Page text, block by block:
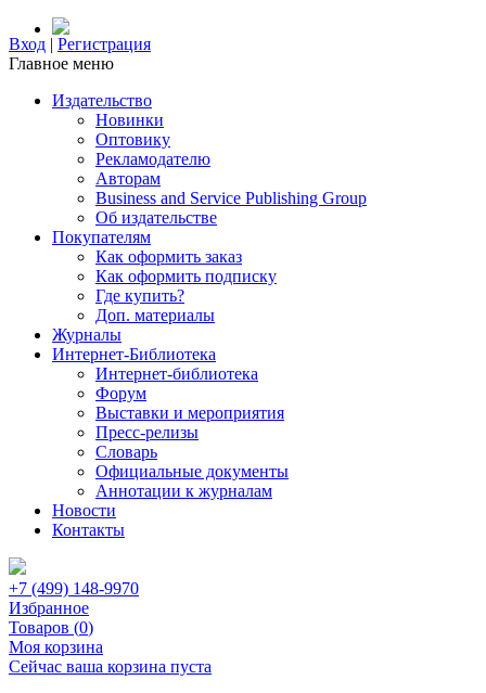
Вход | Регистрация
Главное меню
Издательство
Новинки
Оптовику
Рекламодателю
Авторам
Business and Service Publishing Group
Об издательстве
Покупателям
Как оформить заказ
Как оформить подписку
Где купить?
Доп. материалы
Журналы
Интернет-Библиотека
Интернет-библиотека
Форум
Выставки и мероприятия
Пресс-релизы
Словарь
Официальные документы
Аннотации к журналам
Новости
Контакты
+7 (499) 148-9970
Избранное
Товаров (0)
Моя корзина
Сейчас ваша корзина пуста